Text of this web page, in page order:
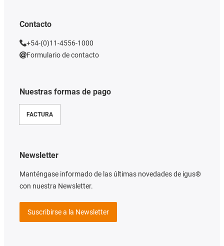
Nuestras formas de pago
FACTURA
Contacto
+54-(0)11-4556-1000
Formulario de contacto
Newsletter
Manténgase informado de las últimas novedades de igus®
con nuestra Newsletter.
Suscribirse a la Newsletter